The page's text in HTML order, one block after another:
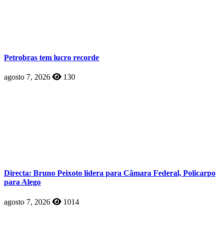
Petrobras tem lucro recorde
agosto 7, 2026 130
Directa: Bruno Peixoto lidera para Câmara Federal, Policarpo
para Alego
agosto 7, 2026 1014